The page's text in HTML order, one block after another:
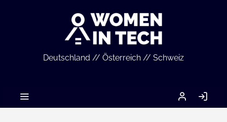
Deutschland // Österreich // Schweiz
MEIN
ACCOUNT
IN